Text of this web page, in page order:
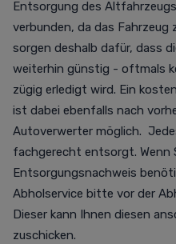
Entsorgung des
verbunden, da das
sorgen deshalb dafür, dass
weiterhin günstig - oftmals
zügig erledigt wird. Ein
ist dabei ebenfalls nach
Autoverwerter möglich.
fachgerecht entsorgt. Wenn
Entsorgungsnachweis
Abholservice bitte vor der
Dieser kann Ihnen diesen
zuschicken.